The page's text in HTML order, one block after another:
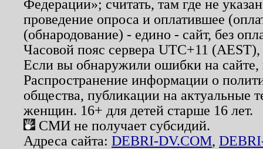
Федерации»; считать, там где не
проведение опроса и оплатившее
(обнародование) - едино - сайт, без
Часовой пояс сервера UTC+11
Если вы обнаружили ошибки на
Распространение информации о
общества, публикации на актуальные
женщин. 16+ для детей старше 16 лет.
СМИ не получает субсидий.
Адреса сайта: DEBRI-DV.COM,